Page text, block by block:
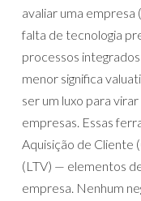
avaliar uma empresa
falta de tecnologia
processos
menor significa
ser um luxo para
empresas. Essas
Aquisição de Cliente
(LTV) — elementos
empresa. Nenhum